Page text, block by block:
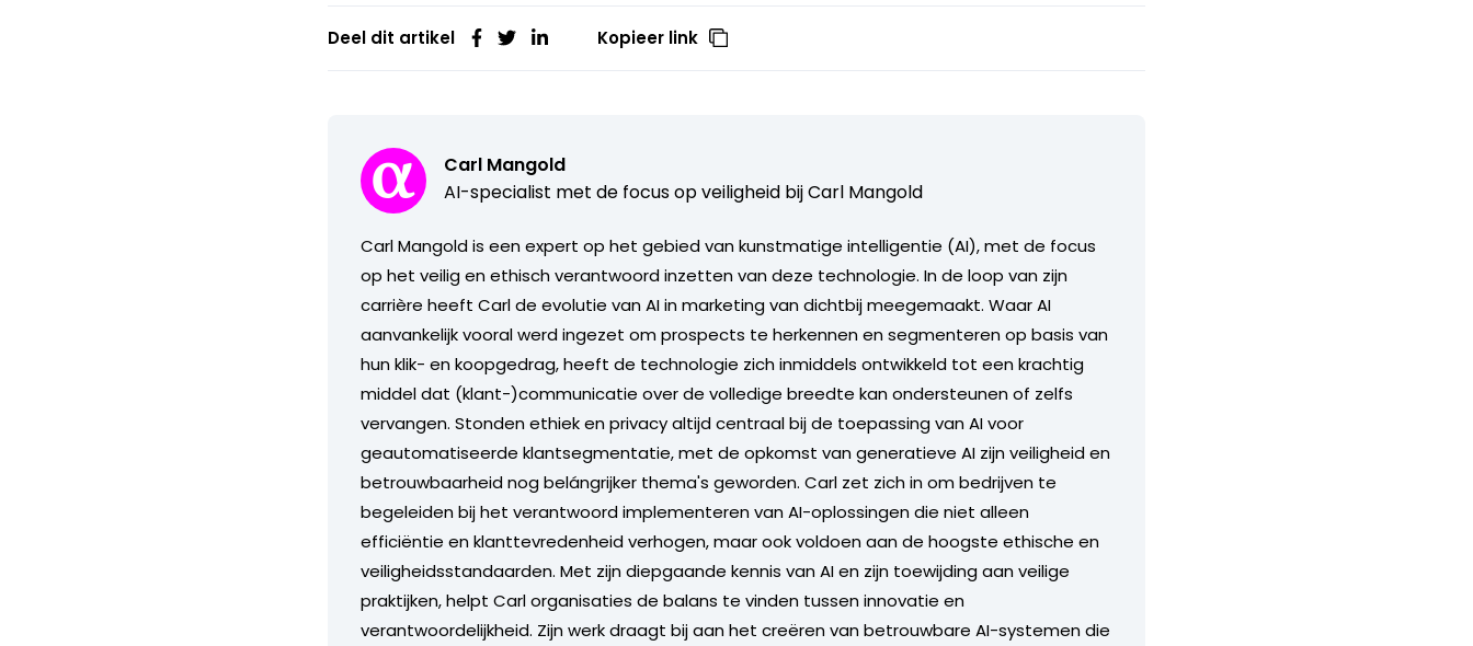
Deel dit artikel Kopieer link
Carl Mangold
AI-specialist met de focus op veiligheid bij Carl Mangold
Carl Mangold is een expert op het gebied van kunstmatige intelligentie (AI), met de focus
op het veilig en ethisch verantwoord inzetten van deze technologie. In de loop van zijn
carrière heeft Carl de evolutie van AI in marketing van dichtbij meegemaakt. Waar AI
aanvankelijk vooral werd ingezet om prospects te herkennen en segmenteren op basis van
hun klik- en koopgedrag, heeft de technologie zich inmiddels ontwikkeld tot een krachtig
middel dat (klant-)communicatie over de volledige breedte kan ondersteunen of zelfs
vervangen. Stonden ethiek en privacy altijd centraal bij de toepassing van AI voor
geautomatiseerde klantsegmentatie, met de opkomst van generatieve AI zijn veiligheid en
betrouwbaarheid nog belángrijker thema's geworden. Carl zet zich in om bedrijven te
begeleiden bij het verantwoord implementeren van AI-oplossingen die niet alleen
efficiëntie en klanttevredenheid verhogen, maar ook voldoen aan de hoogste ethische en
veiligheidsstandaarden. Met zijn diepgaande kennis van AI en zijn toewijding aan veilige
praktijken, helpt Carl organisaties de balans te vinden tussen innovatie en
verantwoordelijkheid. Zijn werk draagt bij aan het creëren van betrouwbare AI-systemen die